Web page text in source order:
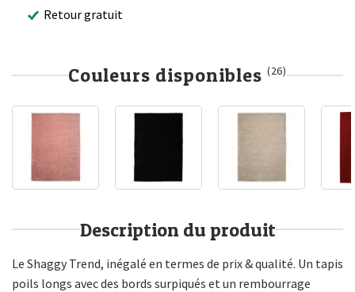
Retour gratuit
Couleurs disponibles (26)
Description du produit
Le Shaggy Trend, inégalé en termes de prix & qualité. Un tapis
poils longs avec des bords surpiqués et un rembourrage